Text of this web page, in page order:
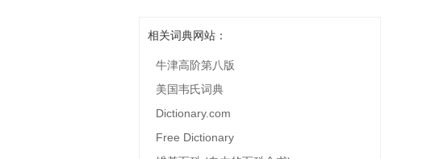
相关词典网站：
牛津高阶第八版
美国韦氏词典
Dictionary.com
Free Dictionary